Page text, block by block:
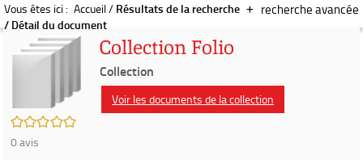
recherche avancée
Vous êtes ici : Accueil/ Résultats de la recherche
/ Détail du document
/5
0avis
Collection Folio
Collection
Voir les documents de la collection